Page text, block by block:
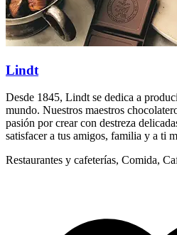
Lindt
Desde 1845, Lindt se dedica a
mundo. Nuestros maestros
pasión por crear con destreza
satisfacer a tus amigos, familia y a ti
Restaurantes y cafeterías, Comida,